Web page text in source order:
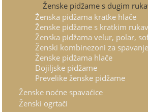
Ženske pidžame s dugim
Ženska pidžama kratke hlače
Ženske pidžame s kratkim
Ženska pidžama velur, polar,
Ženski kombinezoni za spavanje
Ženske pidžama hlače
Dojiljske pidžame
Prevelike ženske pidžame
Ženske noćne spavaćice
Ženski ogrtači